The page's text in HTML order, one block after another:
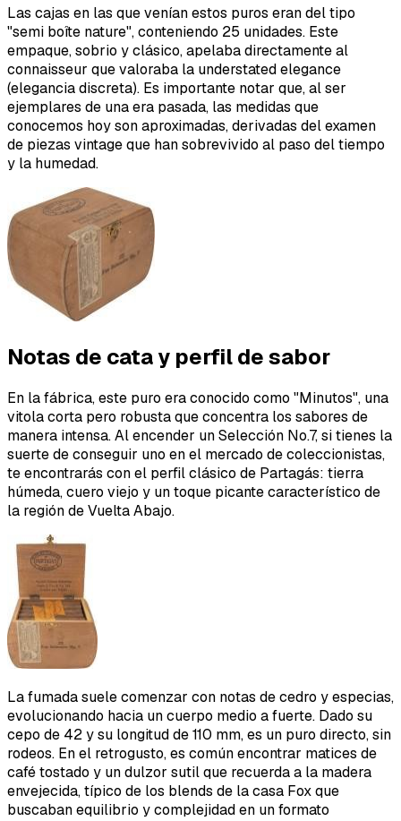
Las cajas en las que venían estos puros eran del tipo
"semi boîte nature", conteniendo 25 unidades. Este
empaque, sobrio y clásico, apelaba directamente al
connaisseur que valoraba la understated elegance
(elegancia discreta). Es importante notar que, al ser
ejemplares de una era pasada, las medidas que
conocemos hoy son aproximadas, derivadas del examen
de piezas vintage que han sobrevivido al paso del tiempo
y la humedad.
Notas de cata y perfil de sabor
En la fábrica, este puro era conocido como "Minutos", una
vitola corta pero robusta que concentra los sabores de
manera intensa. Al encender un Selección No.7, si tienes la
suerte de conseguir uno en el mercado de coleccionistas,
te encontrarás con el perfil clásico de Partagás: tierra
húmeda, cuero viejo y un toque picante característico de
la región de Vuelta Abajo.
La fumada suele comenzar con notas de cedro y especias,
evolucionando hacia un cuerpo medio a fuerte. Dado su
cepo de 42 y su longitud de 110 mm, es un puro directo, sin
rodeos. En el retrogusto, es común encontrar matices de
café tostado y un dulzor sutil que recuerda a la madera
envejecida, típico de los blends de la casa Fox que
buscaban equilibrio y complejidad en un formato